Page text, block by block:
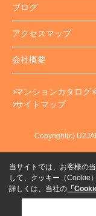
ブログ
アクセスマップ
会社概要
マンションカタログ
サイトマップ
Copyright(c)
当サイトでは、お客様の
して、クッキー（Cookie
詳しくは、当社の 「